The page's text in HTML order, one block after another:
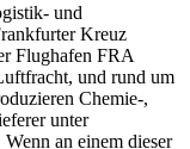
und
Kreuz
Flughafen FRA
und rund um
Chemie-,
unter
an einem dieser